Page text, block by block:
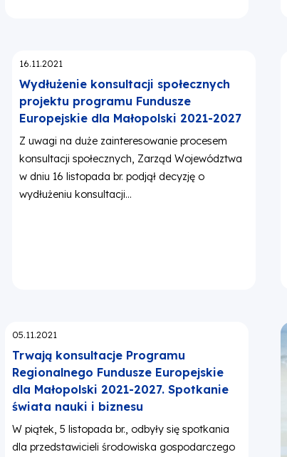
Opublikowano:
16.11.2021
Wydłużenie konsultacji społecznych
projektu programu Fundusze
Europejskie dla Małopolski 2021-2027
Z uwagi na duże zainteresowanie procesem
konsultacji społecznych, Zarząd Województwa
w dniu 16 listopada br. podjął decyzję o
wydłużeniu konsultacji...
Opublikowano:
05.11.2021
Trwają konsultacje Programu
Regionalnego Fundusze Europejskie
dla Małopolski 2021-2027. Spotkanie
świata nauki i biznesu
W piątek, 5 listopada br., odbyły się spotkania
dla przedstawicieli środowiska gospodarczego